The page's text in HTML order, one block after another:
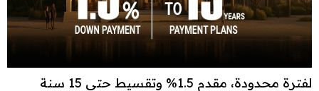
لفترة محدودة، مقدم 1.5% وتقسيط حتى 15 سنة